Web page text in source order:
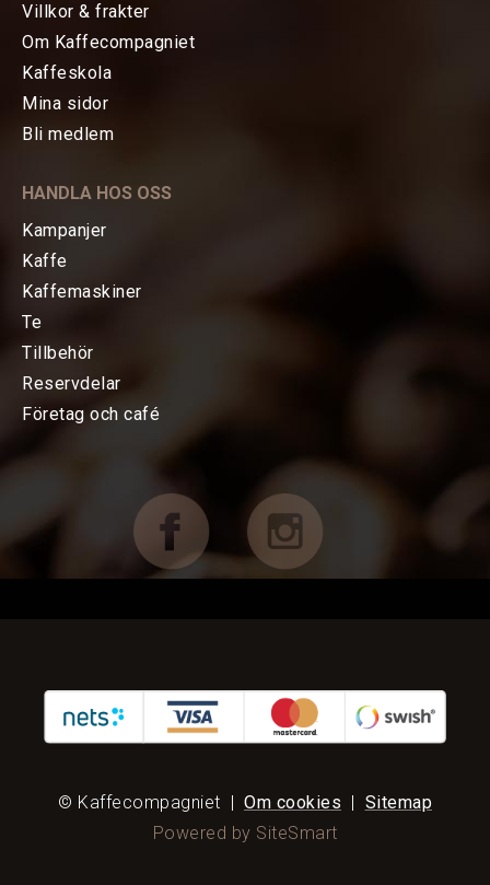
HEM
TE
KAFFEMASKINER
Espressomaskiner
FÖRETAG OCH CAFÉ
KUNDTJÄNST
Villkor & frakter
Om Kaffecompagniet
Kaffeskola
Mina sidor
Bli medlem
HANDLA HOS OSS
Kampanjer
Kaffe
Kaffemaskiner
Te
Tillbehör
Reservdelar
Företag och café
© Kaffecompagniet | Om cookies | Sitemap
Powered by SiteSmart